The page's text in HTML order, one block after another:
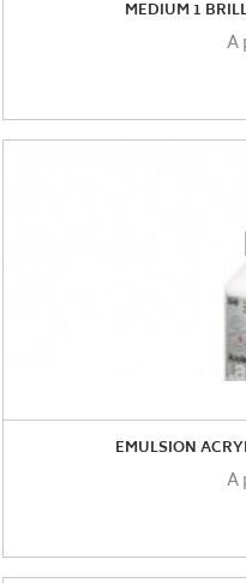
MEDIUM 1
A
EMULSION
A